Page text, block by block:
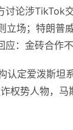
讨论涉TikTok
立场；特朗普
应：金砖合作
认定爱泼斯坦
权势人物，马